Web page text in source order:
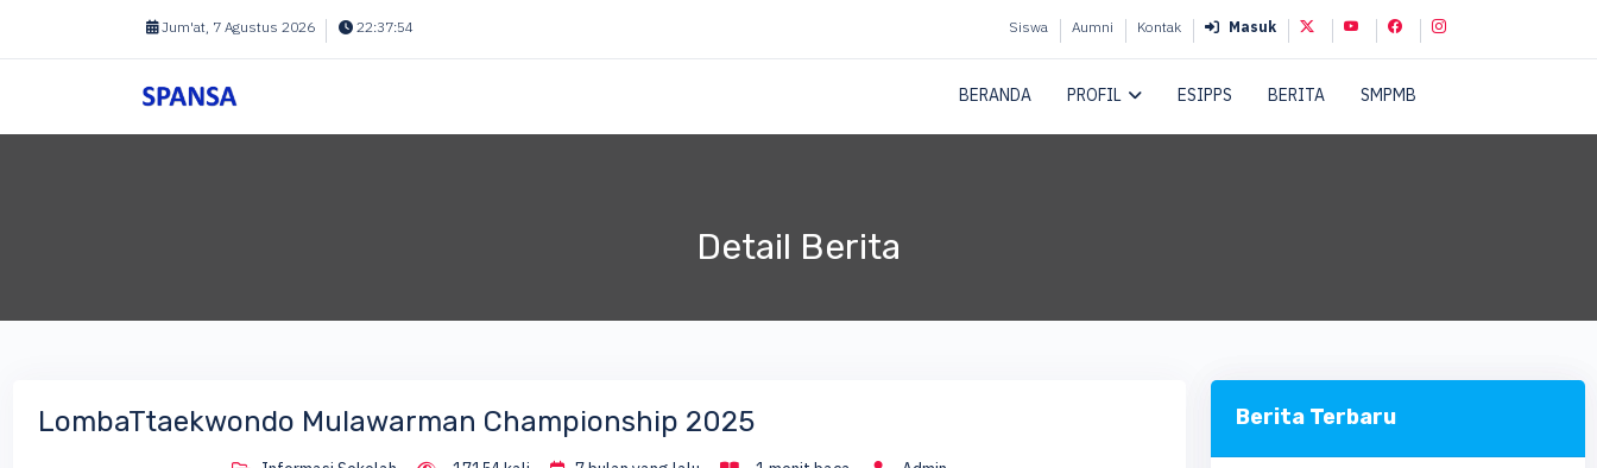
Jum'at, 7 Agustus 2026 22:37:55 Siswa Aumni Kontak Masuk
BERANDA PROFIL ESIPPS BERITA SMPMB
Detail Berita
LombaTtaekwondo Mulawarman Championship 2025 Berita Terbaru